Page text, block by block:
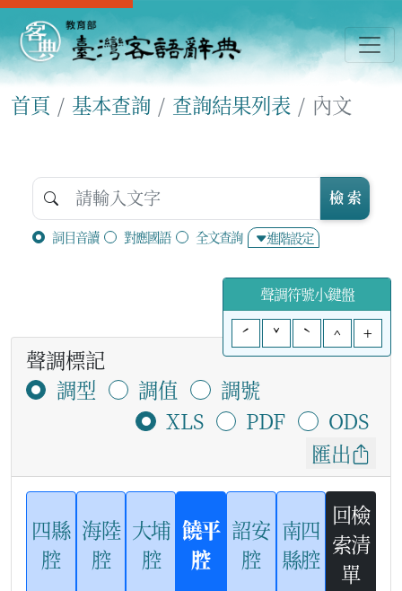
首頁 基本查詢 查詢結果列表 內文
詞目音讀 對應國語 全文查詢 進階設定
檢 索
聲調符號小鍵盤
ˊ
ˇ ˋ ^ +
聲調標記
調型
調值
調號
XLS
PDF
ODS
匯出
四縣
腔
海陸
腔
大埔
腔
饒平
腔
詔安
腔
南四
縣腔
回檢
索清
單